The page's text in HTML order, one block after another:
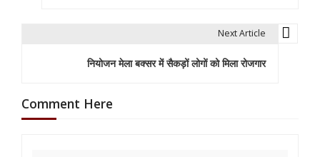
a
v
Next Article
नियोजन मेला बक्सर में सैकड़ों लोगों को मिला रोजगार
Comment Here